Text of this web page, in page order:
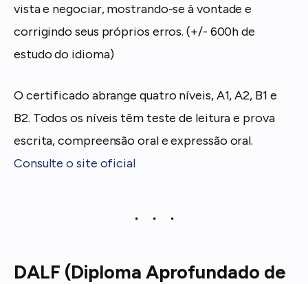
vista e negociar, mostrando-se à vontade e
corrigindo seus próprios erros. (+/- 600h de
estudo do idioma)
O certificado abrange quatro níveis, A1, A2, B1 e
B2. Todos os níveis têm teste de leitura e prova
escrita, compreensão oral e expressão oral.
Consulte o site oficial
DALF (Diploma Aprofundado de